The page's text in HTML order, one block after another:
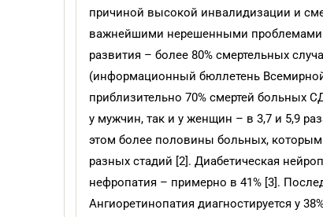
причиной высокой инвалидизации и
важнейшими нерешенными проблемами
развития – более 80% смертельных
(информационный бюллетень
приблизительно 70% смертей больных
у мужчин, так и у женщин – в 3,7 и 5,9
этом более половины больных,
разных стадий [2]. Диабетическая
нефропатия – примерно в 41% [3].
Ангиоретинопатия диагностируется у